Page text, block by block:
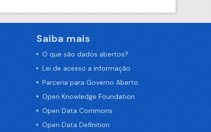
Saiba mais
O que são dados abertos?
Lei de acesso a informação
Parceria para Governo Aberto
Open Knowledge Foundation
Open Data Commons
Open Data Definition